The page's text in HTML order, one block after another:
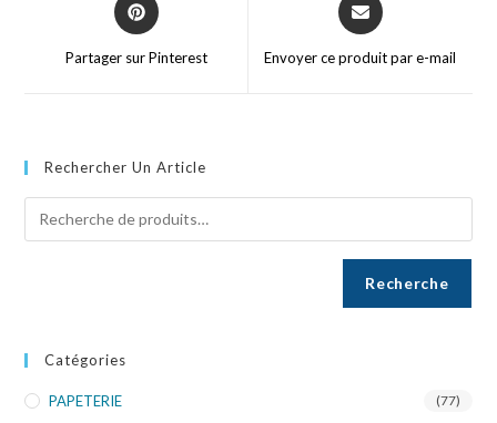
Partager sur Pinterest Envoyer ce produit par e-mail
Rechercher Un Article
Recherche
Catégories
PAPETERIE (77)